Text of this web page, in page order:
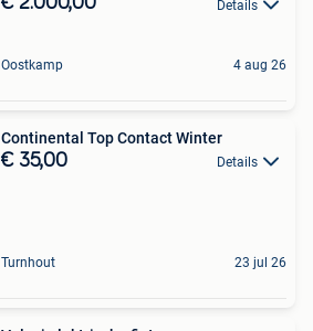
Details
Oostkamp 4 aug 26
Continental Top Contact Winter
€ 35,00 Details
Turnhout 23 jul 26